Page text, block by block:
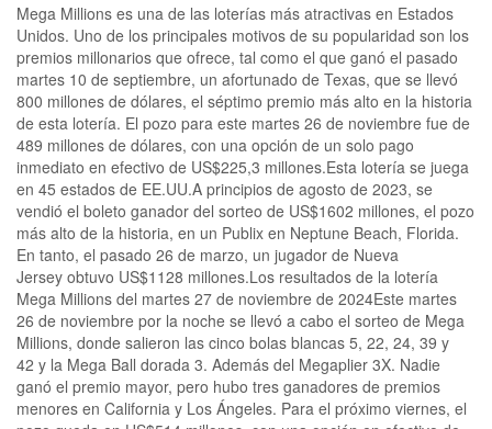
Mega Millions es una de las loterías más atractivas en Estados
Unidos. Uno de los principales motivos de su popularidad son los
premios millonarios que ofrece, tal como el que ganó el pasado
martes 10 de septiembre, un afortunado de Texas, que se llevó
800 millones de dólares, el séptimo premio más alto en la historia
de esta lotería. El pozo para este martes 26 de noviembre fue de
489 millones de dólares, con una opción de un solo pago
inmediato en efectivo de US$225,3 millones.Esta lotería se juega
en 45 estados de EE.UU.A principios de agosto de 2023, se
vendió el boleto ganador del sorteo de US$1602 millones, el pozo
más alto de la historia, en un Publix en Neptune Beach, Florida.
En tanto, el pasado 26 de marzo, un jugador de Nueva
Jersey obtuvo US$1128 millones.Los resultados de la lotería
Mega Millions del martes 27 de noviembre de 2024Este martes
26 de noviembre por la noche se llevó a cabo el sorteo de Mega
Millions, donde salieron las cinco bolas blancas 5, 22, 24, 39 y
42 y la Mega Ball dorada 3. Además del Megaplier 3X. Nadie
ganó el premio mayor, pero hubo tres ganadores de premios
menores en California y Los Ángeles. Para el próximo viernes, el